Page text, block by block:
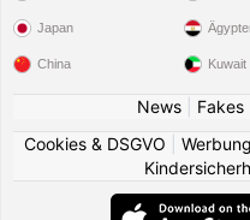
Japan
China Kuwait
News| Fakes|
Cookies & DSGVO
Werbung